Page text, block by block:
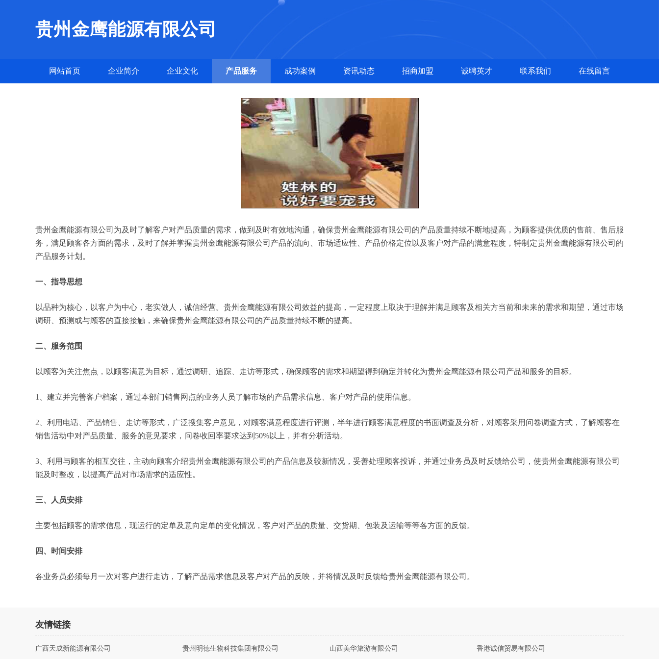
贵州金鹰能源有限公司
网站首页 企业简介 企业文化 产品服务 成功案例 资讯动态 招商加盟 诚聘英才 联系我们 在线留言
贵州金鹰能源有限公司为及时了解客户对产品质量的需求，做到及时有效地沟通，确保贵州金鹰能源有限公司的产品质量持续不断地提高，为顾客提供优质的售前、售后服
务，满足顾客各方面的需求，及时了解并掌握贵州金鹰能源有限公司产品的流向、市场适应性、产品价格定位以及客户对产品的满意程度，特制定贵州金鹰能源有限公司的
产品服务计划。
一、指导思想
以品种为核心，以客户为中心，老实做人，诚信经营。贵州金鹰能源有限公司效益的提高，一定程度上取决于理解并满足顾客及相关方当前和未来的需求和期望，通过市场
调研、预测或与顾客的直接接触，来确保贵州金鹰能源有限公司的产品质量持续不断的提高。
二、服务范围
以顾客为关注焦点，以顾客满意为目标，通过调研、追踪、走访等形式，确保顾客的需求和期望得到确定并转化为贵州金鹰能源有限公司产品和服务的目标。
1、建立并完善客户档案，通过本部门销售网点的业务人员了解市场的产品需求信息、客户对产品的使用信息。
2、利用电话、产品销售、走访等形式，广泛搜集客户意见，对顾客满意程度进行评测，半年进行顾客满意程度的书面调查及分析，对顾客采用问卷调查方式，了解顾客在
销售活动中对产品质量、服务的意见要求，问卷收回率要求达到50%以上，并有分析活动。
3、利用与顾客的相互交往，主动向顾客介绍贵州金鹰能源有限公司的产品信息及较新情况，妥善处理顾客投诉，并通过业务员及时反馈给公司，使贵州金鹰能源有限公司
能及时整改，以提高产品对市场需求的适应性。
三、人员安排
主要包括顾客的需求信息，现运行的定单及意向定单的变化情况，客户对产品的质量、交货期、包装及运输等等各方面的反馈。
四、时间安排
各业务员必须每月一次对客户进行走访，了解产品需求信息及客户对产品的反映，并将情况及时反馈给贵州金鹰能源有限公司。
友情链接
广西天成新能源有限公司 贵州明德生物科技集团有限公司 山西美华旅游有限公司 香港诚信贸易有限公司